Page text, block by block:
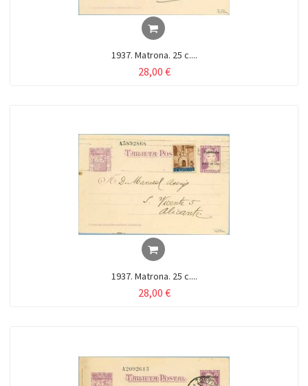
1937. Matrona. 25 c....
28,00 €
1937. Matrona. 25 c....
28,00 €